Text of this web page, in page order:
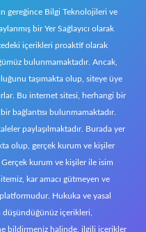
gereğince Bilgi Teknolojileri ve
bir Yer Sağlayıcı olarak
içerikleri proaktif olarak
bulunmamaktadır. Ancak,
taşımakta olup, siteye üye
Bu internet sitesi, herhangi bir
bağlantısı bulunmamaktadır.
paylaşılmaktadır. Burada yer
olup, gerçek kurum ve kişiler
Gerçek kurum ve kişiler ile isim
kar amacı gütmeyen ve
Hukuka ve yasal
düşündüğünüz içerikleri,
bildirmeniz halinde, ilgili içerikler